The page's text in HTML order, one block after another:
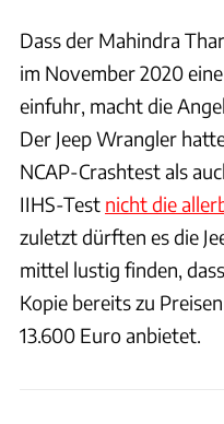
Dass der Mahindra
im November 2020
einfuhr, macht die
Der Jeep Wrangler
NCAP-Crashtest als
IIHS-Test nicht die
zuletzt dürften es die
mittel lustig finden,
Kopie bereits zu
13.600 Euro anbietet.